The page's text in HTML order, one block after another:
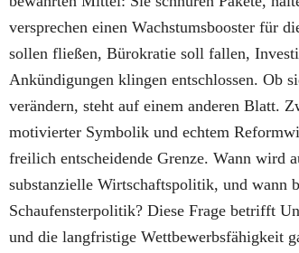
versprechen einen Wachstumsbooster für
sollen fließen, Bürokratie soll fallen,
Ankündigungen klingen entschlossen. Ob
verändern, steht auf einem anderen Blatt.
motivierter Symbolik und echtem
freilich entscheidende Grenze. Wann wird
substanzielle Wirtschaftspolitik, und wann
Schaufensterpolitik? Diese Frage betrifft
und die langfristige Wettbewerbsfähigkeit